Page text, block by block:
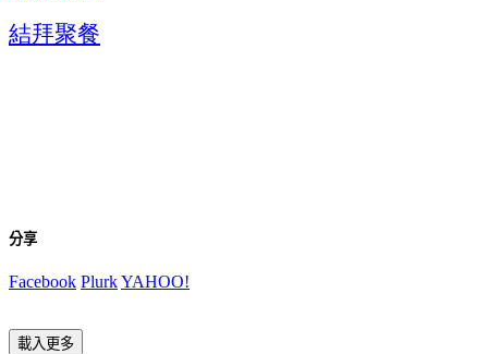
結拜聚餐
分享
Facebook PlurkYAHOO!
載入更多